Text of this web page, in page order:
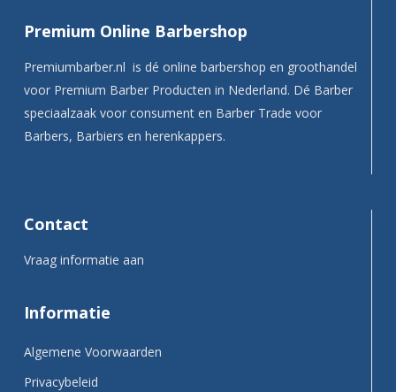
Premium Online Barbershop
Premiumbarber.nl is dé online barbershop en groothandel
voor Premium Barber Producten in Nederland. Dé Barber
speciaalzaak voor consument en Barber Trade voor
Barbers, Barbiers en herenkappers.
Contact
Vraag informatie aan
Informatie
Algemene Voorwaarden
Privacybeleid